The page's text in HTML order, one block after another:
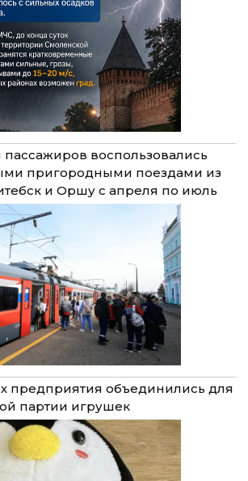
пассажиров воспользовались
пригородными поездами из
и Оршу с апреля по июль
предприятия объединились для
партии игрушек